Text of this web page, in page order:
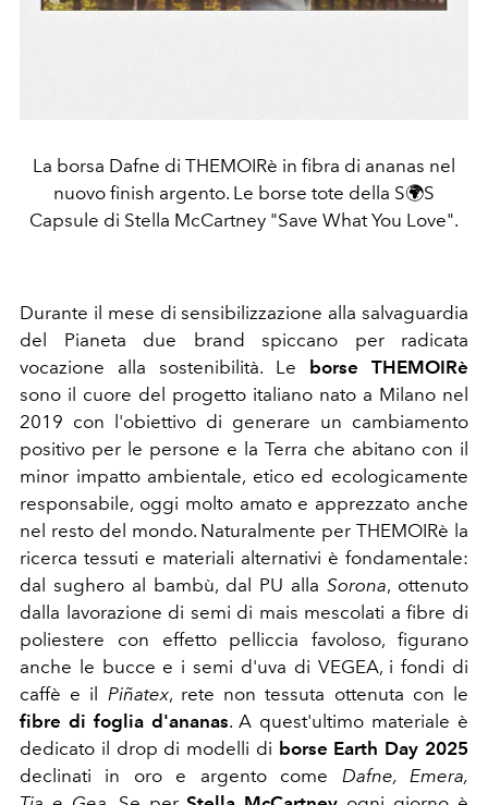
La borsa Dafne di THEMOIRè in fibra di ananas nel
nuovo finish argento. Le borse tote della S🌍S
Capsule di Stella McCartney "Save What You Love".
Durante il mese di sensibilizzazione alla salvaguardia
del Pianeta due brand spiccano per radicata
vocazione alla sostenibilità. Le borse THEMOIRè
sono il cuore del progetto italiano nato a Milano nel
2019 con l'obiettivo di generare un cambiamento
positivo per le persone e la Terra che abitano con il
minor impatto ambientale, etico ed ecologicamente
responsabile, oggi molto amato e apprezzato anche
nel resto del mondo. Naturalmente per THEMOIRè la
ricerca tessuti e materiali alternativi è fondamentale:
dal sughero al bambù, dal PU alla Sorona, ottenuto
dalla lavorazione di semi di mais mescolati a fibre di
poliestere con effetto pelliccia favoloso, figurano
anche le bucce e i semi d'uva di VEGEA, i fondi di
caffè e il Piñatex, rete non tessuta ottenuta con le
fibre di foglia d'ananas. A quest'ultimo materiale è
dedicato il drop di modelli di borse Earth Day 2025
declinati in oro e argento come Dafne, Emera,